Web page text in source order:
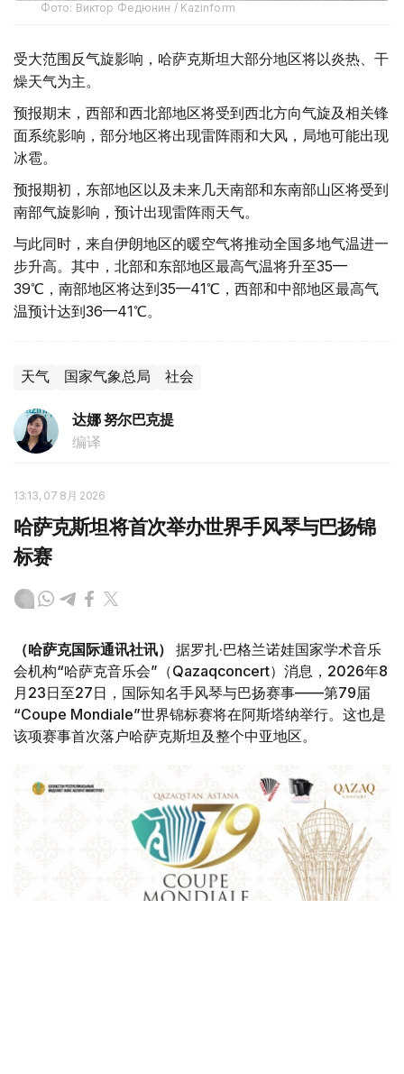
Фото: Виктор Федюнин / Kazinform
受大范围反气旋影响，哈萨克斯坦大部分地区将以炎热、干
燥天气为主。
预报期末，西部和西北部地区将受到西北方向气旋及相关锋
面系统影响，部分地区将出现雷阵雨和大风，局地可能出现
冰雹。
预报期初，东部地区以及未来几天南部和东南部山区将受到
南部气旋影响，预计出现雷阵雨天气。
与此同时，来自伊朗地区的暖空气将推动全国多地气温进一
步升高。其中，北部和东部地区最高气温将升至35—
39℃，南部地区将达到35—41℃，西部和中部地区最高气
温预计达到36—41℃。
天气 国家气象总局 社会
达娜 努尔巴克提
编译
13:13, 07 8月 2026
哈萨克斯坦将首次举办世界手风琴与巴扬锦
标赛
（哈萨克国际通讯社讯）
据罗扎·巴格兰诺娃国家学术音乐
会机构“哈萨克音乐会”（Qazaqconcert）消息，2026年8
月23日至27日，国际知名手风琴与巴扬赛事——第79届
“Coupe Mondiale”世界锦标赛将在阿斯塔纳举行。这也是
该项赛事首次落户哈萨克斯坦及整个中亚地区。